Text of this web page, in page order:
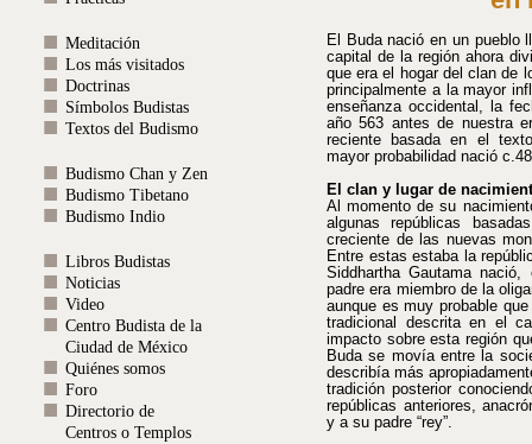
El Buda nació en un pueblo
capital de la región ahora
que era el hogar del clan de
principalmente a la mayor
enseñanza occidental, la
año 563 antes de nuestra
reciente basada en el
mayor probabilidad nació
El clan y lugar de
Al momento de su
algunas repúblicas
creciente de las nuevas
Entre estas estaba la
Siddhartha Gautama
padre era miembro de la
aunque es muy probable
tradicional descrita en el
impacto sobre esta región
Buda se movía entre la
describía más
tradición posterior
repúblicas anteriores,
y a su padre “rey”.
Meditación
Los más visitados
Doctrinas
Símbolos Budistas
Textos del Budismo
Budismo Chan y Zen
Budismo Tibetano
Budismo Indio
Libros Budistas
Noticias
Video
Centro Budista de la
Ciudad de México
Quiénes somos
Foro
Directorio de
Centros o Templos